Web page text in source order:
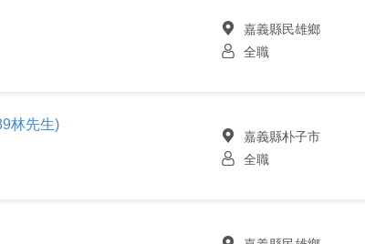
嘉義縣民雄鄉
全職
林先生)
嘉義縣朴子市
全職